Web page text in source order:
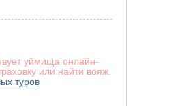
уймища онлайн-
или найти вояж.
туров